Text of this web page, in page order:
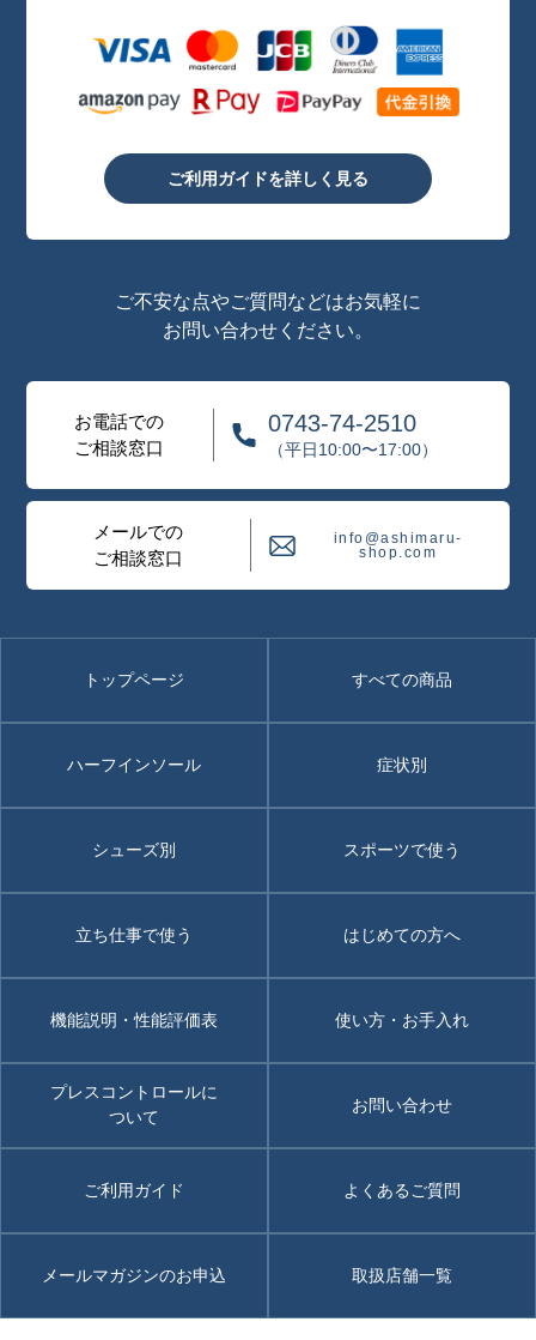
ご利用ガイドを詳しく見る
ご不安な点やご質問などはお気軽に
お問い合わせください。
お電話での
ご相談窓口
0743-74-2510
（平日10:00〜17:00）
メールでの
ご相談窓口
info@ashimaru-
shop.com
トップページ すべての商品
ハーフインソール 症状別
シューズ別 スポーツで使う
立ち仕事で使う はじめての方へ
機能説明・性能評価表 使い方・お手入れ
プレスコントロールに
ついて
お問い合わせ
ご利用ガイド よくあるご質問
メールマガジンのお申込 取扱店舗一覧